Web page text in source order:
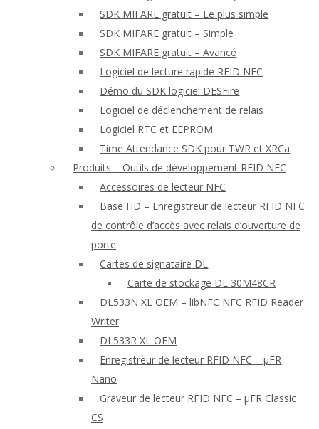
SDK MIFARE gratuit – Le plus simple
SDK MIFARE gratuit – Simple
SDK MIFARE gratuit – Avancé
Logiciel de lecture rapide RFID NFC
Démo du SDK logiciel DESFire
Logiciel de déclenchement de relais
Logiciel RTC et EEPROM
Time Attendance SDK pour TWR et XRCa
Produits – Outils de développement RFID NFC
Accessoires de lecteur NFC
Base HD – Enregistreur de lecteur RFID NFC
de contrôle d’accès avec relais d’ouverture de
porte
Cartes de signataire DL
Carte de stockage DL 30M48CR
DL533N XL OEM – libNFC NFC RFID Reader
Writer
DL533R XL OEM
Enregistreur de lecteur RFID NFC – μFR
Nano
Graveur de lecteur RFID NFC – μFR Classic
CS